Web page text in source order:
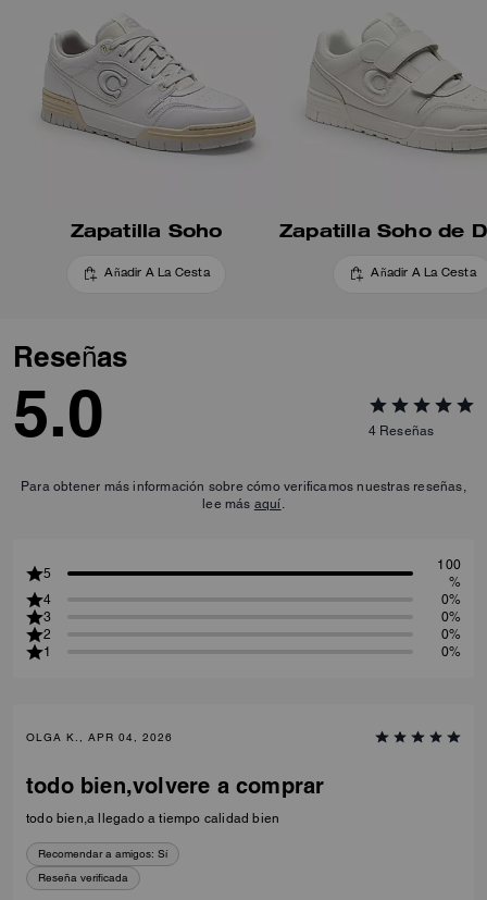
Zapatilla Soho
Añadir A La Cesta Añadir A La Cesta
Reseñas
5.0 4 Reseñas
Para obtener más información sobre cómo verificamos nuestras reseñas,
lee más aquí
5
100
%
4
0%
3
0%
2
0%
1
0%
OLGA K., APR 04, 2026
todo bien,volvere a comprar
todo bien,a llegado a tiempo calidad bien
Recomendar a amigos: Sí
Reseña verificada